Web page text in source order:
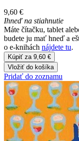
9,60 €
Ihneď na stiahnutie
Máte čítačku, tablet
budete ju mať hneď a
o e-knihách nájdete tu.
Kúpiť za 9,60 €
Vložiť do košíka
Pridať do zoznamu